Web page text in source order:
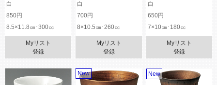
白
白
白
850円
700円
650円
8.5×11.8㎝･300㏄
8×10.5㎝･260㏄ 7×10㎝･180㏄
Myリスト
登録
Myリスト
登録
Myリスト
登録
New New